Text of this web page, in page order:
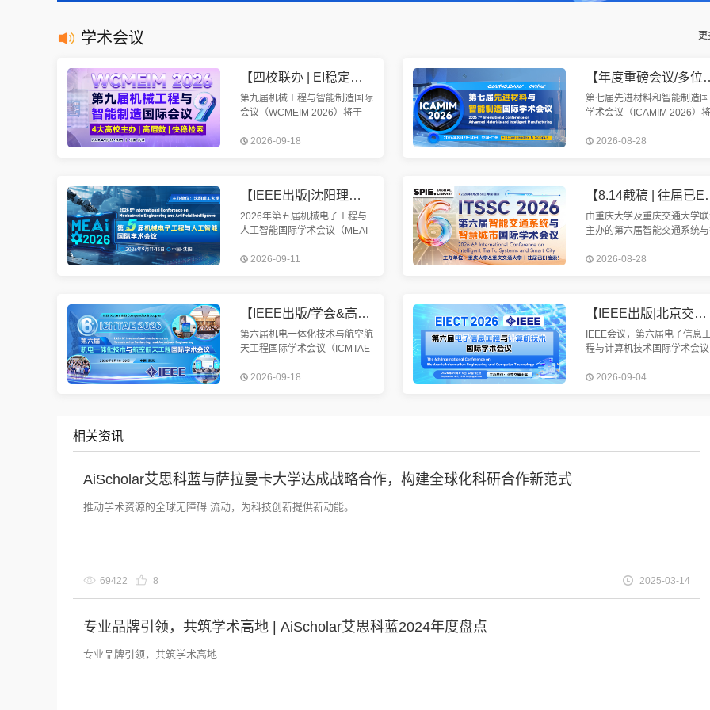
学术会议 更
【四校联办 | EI稳定检索 | 往届均已检索】第九届机械工程与智能制造国际会议（WCMEIM 2026）
第九届机械工程与智能制造国际
会议（WCMEIM 2026）将于
开。会议将围绕机械工程与智能
2026-09-18
【年度重磅会议/多位院士报告/EI快检
第七届先进材料和智能制造
学术会议（ICAMIM 2026）将
州召开。本次会议旨在加强世
2026-08-28
【IEEE出版|沈阳理工大学主办】第五届机械电子工程与人工智能国际学术会议（MEAI 2026）
2026年第五届机械电子工程与
人工智能国际学术会议（MEAI
13日在美丽的辽宁省沈阳市隆
2026-09-11
【8.14截稿 | 往届已EI检
由重庆大学及重庆交通大学
主办的第六届智能交通系统
2026）将于2026年8月28-30
2026-08-28
【IEEE出版/学会&高校联合主办/早鸟优惠】第六届机电一体化技术与航空航天工程国际学术会议（ICMTAE 2026）
第六届机电一体化技术与航空航
天工程国际学术会议（ICMTAE
“电工与电子技术”、“航天工程”
2026-09-18
【IEEE出版|北京交通大学主办】第六届电子信息工程与计算机技术国际学术会议（EIECT 2026）
IEEE会议，第六届电子信息
程与计算机技术国际学术会议
丝绸之路国际学术交流活动（
2026-09-04
相关资讯
AiScholar艾思科蓝与萨拉曼卡大学达成战略合作，构建全球化科研合作新范式
推动学术资源的全球无障碍 流动，为科技创新提供新动能。
69422 8 2025-03-14
专业品牌引领，共筑学术高地 | AiScholar艾思科蓝2024年度盘点
专业品牌引领，共筑学术高地